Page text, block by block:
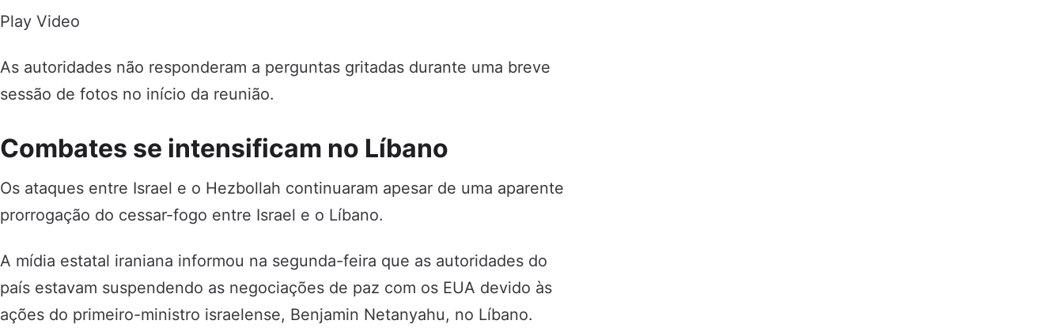
Play Video
As autoridades não responderam a perguntas gritadas durante uma breve
sessão de fotos no início da reunião.
Combates se intensificam no Líbano
Os ataques entre Israel e o Hezbollah continuaram apesar de uma aparente
prorrogação do cessar-fogo entre Israel e o Líbano.
A mídia estatal iraniana informou na segunda-feira que as autoridades do
país estavam suspendendo as negociações de paz com os EUA devido às
ações do primeiro-ministro israelense, Benjamin Netanyahu, no Líbano.